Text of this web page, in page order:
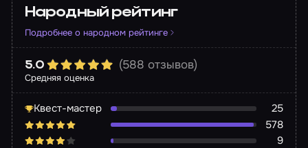
Народный рейтинг
Подробнее о народном рейтинге
Средняя оценка
5.0 (588 отзывов)
Квест-мастер
25
578
9